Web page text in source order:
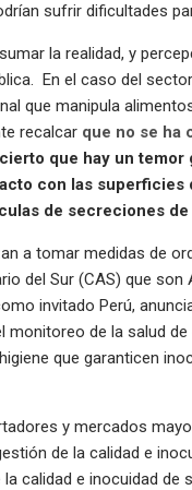
sufrir dificultades
la realidad, y
En el caso del
que manipula
recalcar que no se ha
que hay un
con las superficies
de secreciones
a tomar medidas de
del Sur (CAS) que son
invitado Perú,
monitoreo de la salud
que garanticen
y mercados
de la calidad e
calidad e inocuidad de